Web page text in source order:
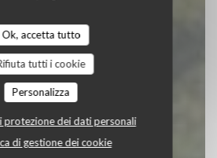
Ok, accetta tutto
tutti i cookie
Personalizza
protezione dei dati personali
di gestione dei cookie